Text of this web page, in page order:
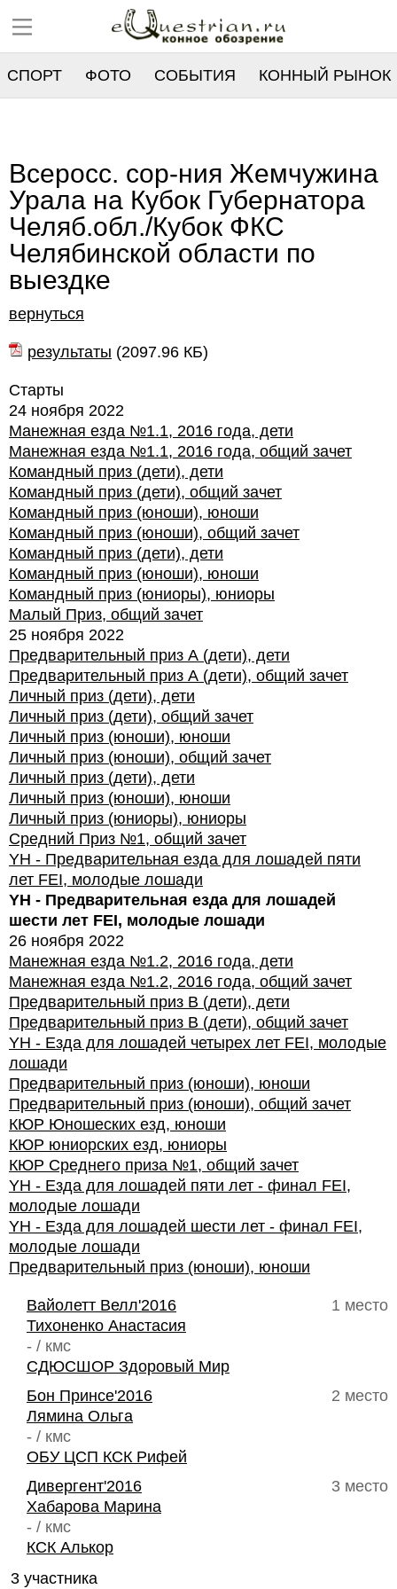
СПОРТ ФОТО СОБЫТИЯ КОННЫЙ РЫНОК
Всеросс. сор-ния Жемчужина
Урала на Кубок Губернатора
Челяб.обл./Кубок ФКС
Челябинской области по
выездке
вернуться
результаты (2097.96 КБ)
Старты
24 ноября 2022
Манежная езда №1.1, 2016 года, дети
Манежная езда №1.1, 2016 года, общий зачет
Командный приз (дети), дети
Командный приз (дети), общий зачет
Командный приз (юноши), юноши
Командный приз (юноши), общий зачет
Командный приз (дети), дети
Командный приз (юноши), юноши
Командный приз (юниоры), юниоры
Малый Приз, общий зачет
25 ноября 2022
Предварительный приз А (дети), дети
Предварительный приз А (дети), общий зачет
Личный приз (дети), дети
Личный приз (дети), общий зачет
Личный приз (юноши), юноши
Личный приз (юноши), общий зачет
Личный приз (дети), дети
Личный приз (юноши), юноши
Личный приз (юниоры), юниоры
Средний Приз №1, общий зачет
YH - Предварительная езда для лошадей пяти
лет FEI, молодые лошади
YH - Предварительная езда для лошадей
шести лет FEI, молодые лошади
26 ноября 2022
Манежная езда №1.2, 2016 года, дети
Манежная езда №1.2, 2016 года, общий зачет
Предварительный приз В (дети), дети
Предварительный приз В (дети), общий зачет
YH - Езда для лошадей четырех лет FEI, молодые
лошади
Предварительный приз (юноши), юноши
Предварительный приз (юноши), общий зачет
КЮР Юношеских езд, юноши
КЮР юниорских езд, юниоры
КЮР Среднего приза №1, общий зачет
YH - Езда для лошадей пяти лет - финал FEI,
молодые лошади
YH - Езда для лошадей шести лет - финал FEI,
молодые лошади
Предварительный приз (юноши), юноши
1 место
Вайолетт Велл'2016
Тихоненко Анастасия
- / кмс
СДЮСШОР Здоровый Мир
2 место
Бон Принсе'2016
Лямина Ольга
- / кмс
ОБУ ЦСП КСК Рифей
3 место
Дивергент'2016
Хабарова Марина
- / кмс
КСК Алькор
3 участника